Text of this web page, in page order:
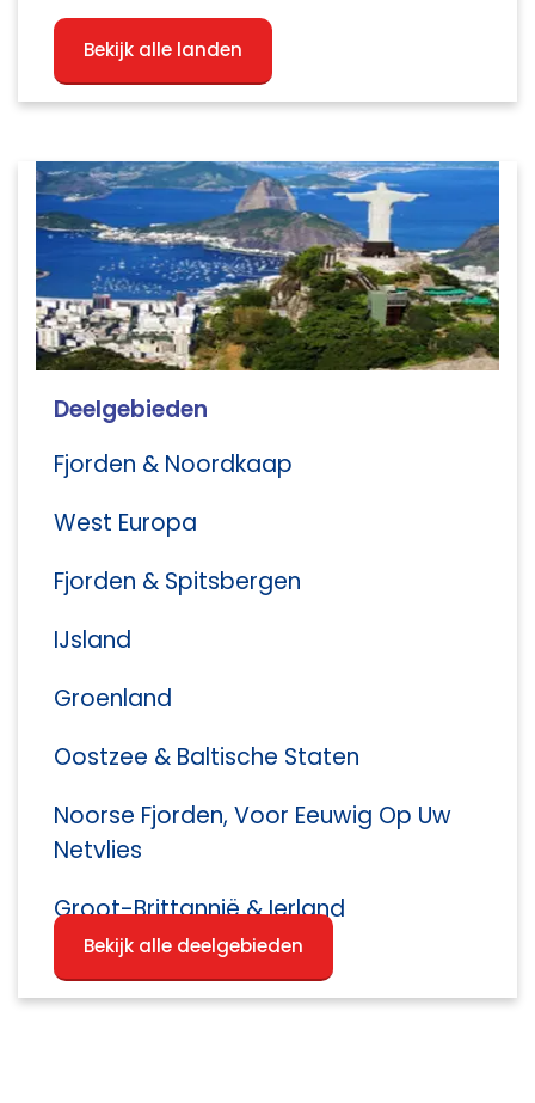
Bekijk alle landen
Deelgebieden
Fjorden & Noordkaap
West Europa
Fjorden & Spitsbergen
IJsland
Groenland
Oostzee & Baltische Staten
Noorse Fjorden, Voor Eeuwig Op Uw
Netvlies
Groot-Brittannië & Ierland
Bekijk alle deelgebieden